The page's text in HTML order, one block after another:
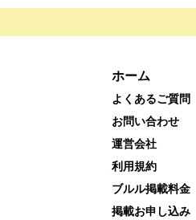
ホーム
よくあるご質問
お問い合わせ
運営会社
利用規約
ブルル掲載料金
掲載お申し込み